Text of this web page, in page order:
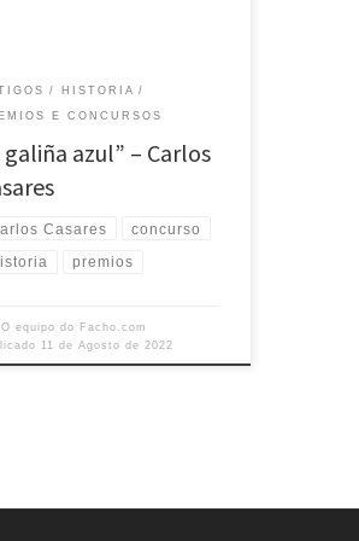
HISTORIA
E CONCURSOS
galiña azul” – Carlos
Casares concurso
premios
O equipo do Facho.com
11 de Agosto de 2022